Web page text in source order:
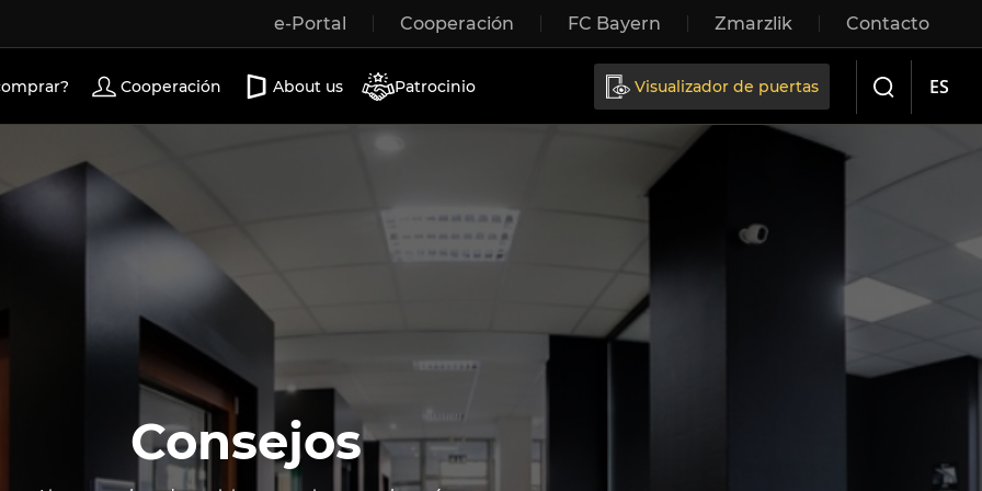
e-Portal Cooperación FC Bayern Zmarzlik Contacto
Exterior doors Terrace doors Sliding doors
Cooperación About us Patrocinio Visualizador de puertas ES
Consejos